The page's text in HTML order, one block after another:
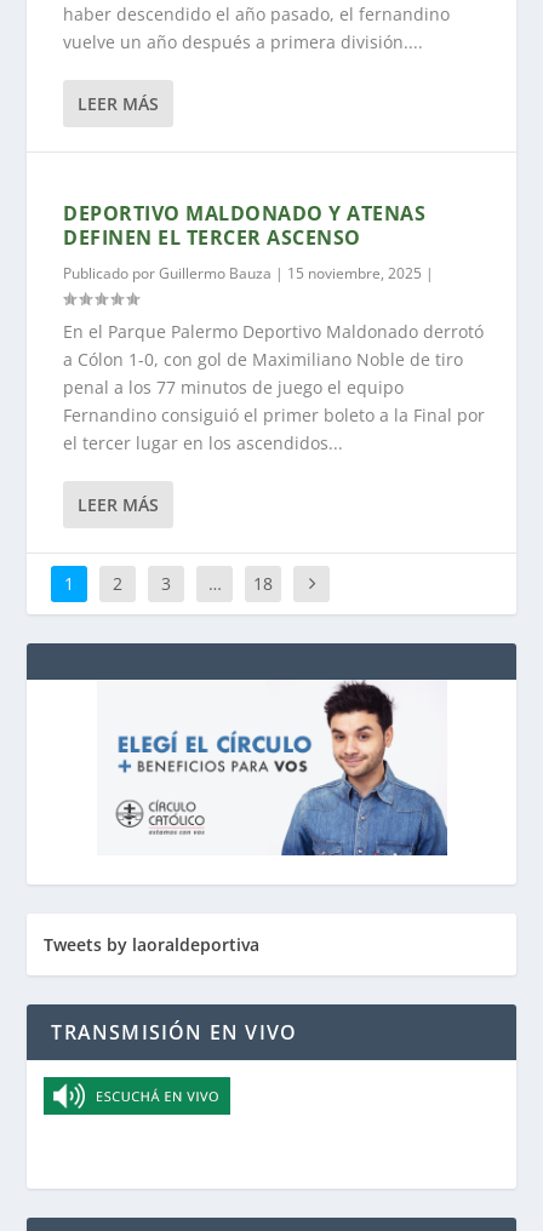
haber descendido el año pasado, el fernandino
vuelve un año después a primera división....
LEER MÁS
DEPORTIVO MALDONADO Y ATENAS
DEFINEN EL TERCER ASCENSO
Publicado porGuillermo Bauza | 15 noviembre, 2025 |
En el Parque Palermo Deportivo Maldonado derrotó
a Cólon 1-0, con gol de Maximiliano Noble de tiro
penal a los 77 minutos de juego el equipo
Fernandino consiguió el primer boleto a la Final por
el tercer lugar en los ascendidos...
LEER MÁS
1 2 3 … 18
Tweets by laoraldeportiva
TRANSMISIÓN EN VIVO